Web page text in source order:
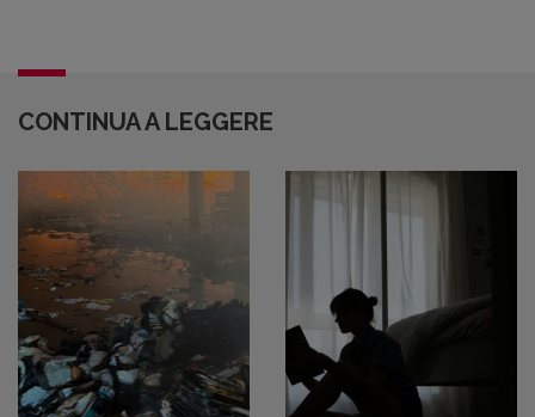
CONTINUA A LEGGERE